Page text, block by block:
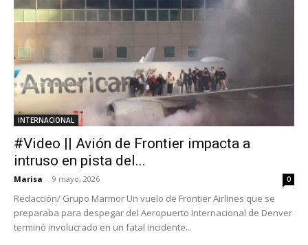
INTERNACIONAL
#Video || Avión de Frontier impacta a
intruso en pista del...
Marisa - 9 mayo, 2026 0
Redacción/ Grupo Marmor Un vuelo de Frontier Airlines que se
preparaba para despegar del Aeropuerto Internacional de Denver
terminó involucrado en un fatal incidente...